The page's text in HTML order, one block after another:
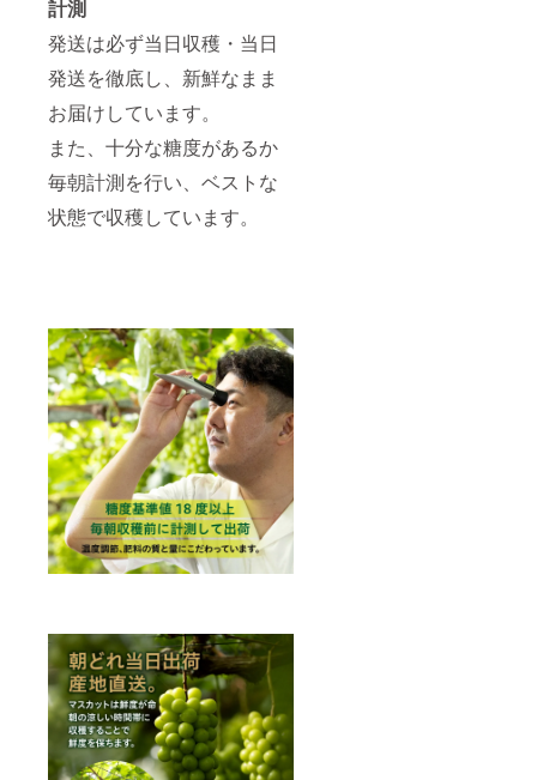
計測
発送は必ず当日収穫・当日
発送を徹底し、新鮮なまま
お届けしています。
また、十分な糖度があるか
毎朝計測を行い、ベストな
状態で収穫しています。